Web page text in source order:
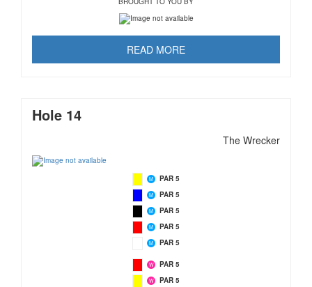
READ MORE
Hole 14
The Wrecker
M PAR 5
M PAR 5
M PAR 5
M PAR 5
M PAR 5
W PAR 5
W PAR 5